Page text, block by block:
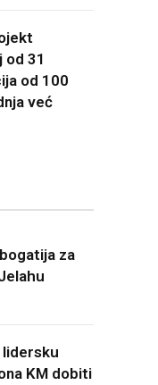
od 31
od 100
već
za
KM dobiti